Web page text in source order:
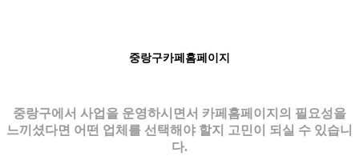
중랑구카페홈페이지
중랑구에서 사업을 운영하시면서 카페홈페이지의 필요성을
느끼셨다면 어떤 업체를 선택해야 할지 고민이 되실 수 있습니
다.